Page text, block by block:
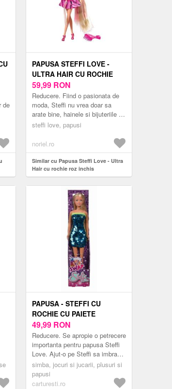
de
PAPUSA STEFFI LOVE -
ULTRA HAIR CU ROCHIE
ROZ INCHIS
59,99 RON
Reducere. Fiind o pasionata de
moda, Steffi nu vrea doar sa
arate bine, hainele si bijuteriile ei
spun totul, dar si parul trebuie sa
steffi love, papusi
noriel.ro
Similar cu Papusa Steffi Love - Ultra
Hair cu rochie roz inchis
PAPUSA - STEFFI CU
ROCHIE CU PAIETE
ALBASTRE | SIMBA
49,99 RON
Reducere. Se apropie o petrecere
importanta pentru papusa Steffi
Love. Ajut-o pe Steffi sa imbrace
rochita perfecta! Pachetul include
papusa Steffi, cocheta,...
simba, jocuri si jucarii, plusuri si
papusi
carturesti.ro